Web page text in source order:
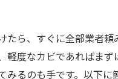
たら、すぐに全部業者
軽度なカビであればま
みるのも手です。以下に